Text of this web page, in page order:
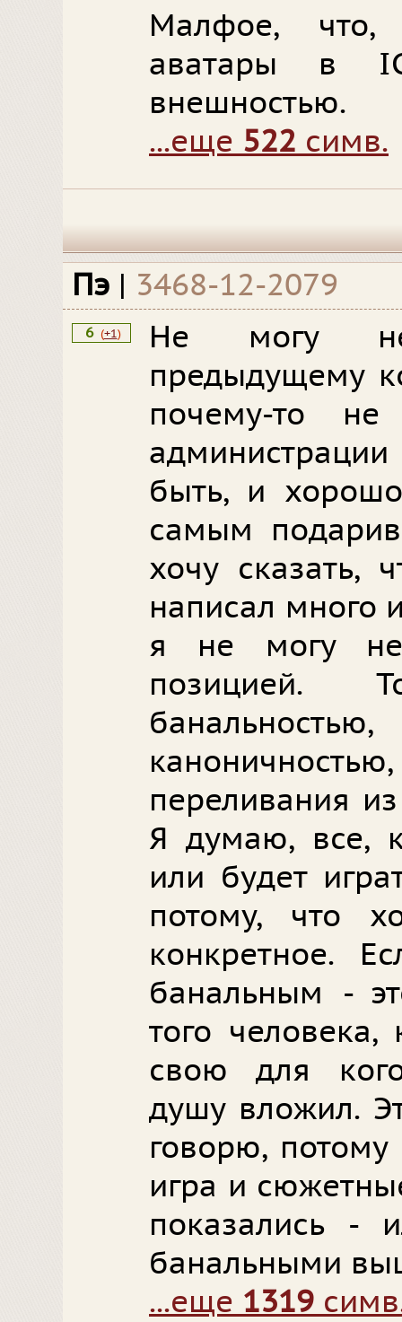
Малфое,
аватары в
внешностью.
...еще 522 симв.
Пэ | 3468-12-2079
6 (+1)
Не могу
предыдущему
почему-то
быть, и
самым
хочу сказать,
написал много
я не могу не
позицией.
переливания
Я думаю, все,
или будет
потому, что
конкретное.
банальным -
того
свою для
душу вложил.
говорю,
игра и
показались -
банальными
...еще 1319